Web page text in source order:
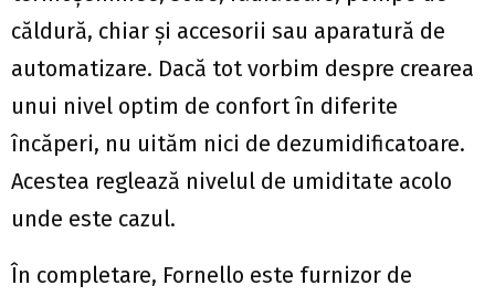
căldură, chiar și accesorii sau aparatură de
automatizare. Dacă tot vorbim despre crearea
unui nivel optim de confort în diferite
încăperi, nu uităm nici de dezumidificatoare.
Acestea reglează nivelul de umiditate acolo
unde este cazul.
În completare, Fornello este furnizor de